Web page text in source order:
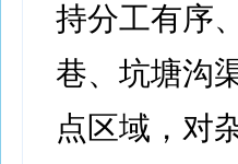
持分工有序
巷、坑塘沟
点区域，对